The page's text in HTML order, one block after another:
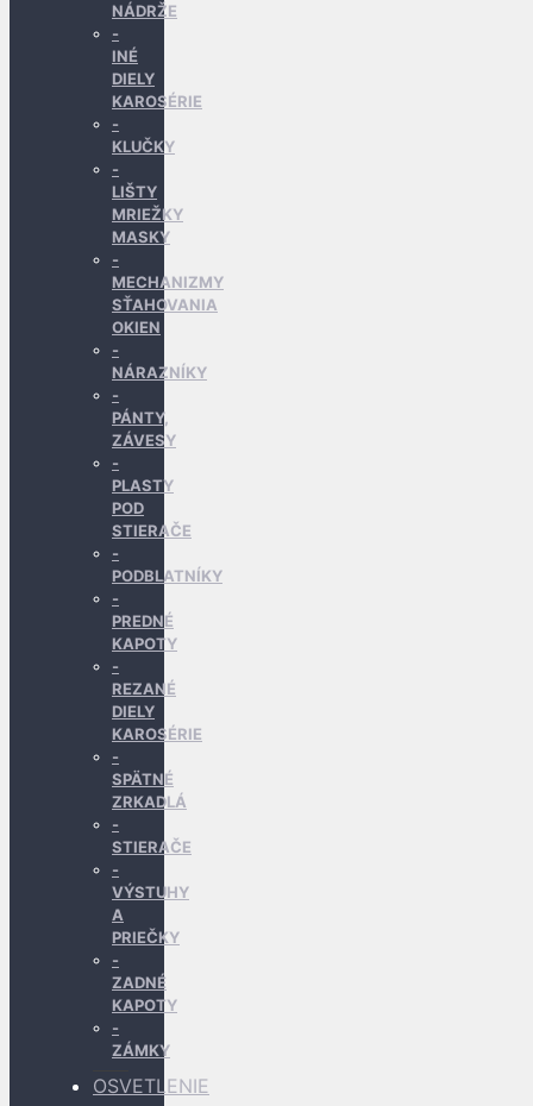
NÁDRŽE
INÉ
DIELY
KAROSÉRIE
KLUČKY
LIŠTY
MRIEŽKY
MASKY
MECHANIZMY
SŤAHOVANIA
OKIEN
NÁRAZNÍKY
PÁNTY,
ZÁVESY
PLASTY
POD
STIERAČE
PODBLATNÍKY
PREDNÉ
KAPOTY
REZANÉ
DIELY
KAROSÉRIE
SPÄTNÉ
ZRKADLÁ
STIERAČE
VÝSTUHY
A
PRIEČKY
ZADNÉ
KAPOTY
ZÁMKY
OSVETLENIE